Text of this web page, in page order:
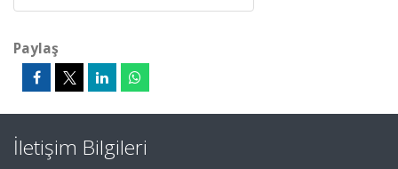
Paylaş
İletişim Bilgileri